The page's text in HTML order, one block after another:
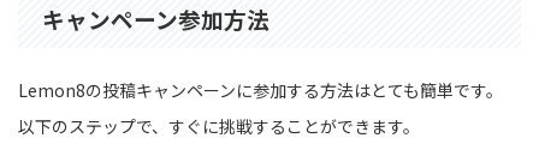
キャンペーン参加方法
Lemon8の投稿キャンペーンに参加する方法はとても簡単です。
以下のステップで、すぐに挑戦することができます。